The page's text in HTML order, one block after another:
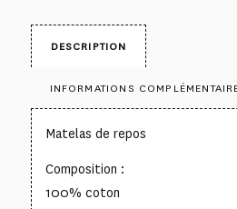
DESCRIPTION
INFORMATIONS
Matelas de repos
Composition :
100% coton